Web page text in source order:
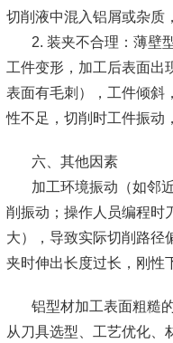
切削液中混入铝屑或杂质
2. 装夹不合理：薄壁
工件变形，加工后表面出
表面有毛刺），工件倾斜
性不足，切削时工件振动
六、其他因素
加工环境振动（如邻
削振动；操作人员编程时
大），导致实际切削路径
夹时伸出长度过长，刚性
铝型材加工表面粗糙
从刀具选型、工艺优化、